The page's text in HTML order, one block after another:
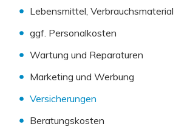
Lebensmittel, Verbrauchsmaterial
ggf. Personalkosten
Wartung und Reparaturen
Marketing und Werbung
Versicherungen
Beratungskosten